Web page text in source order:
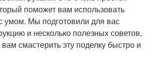
поможет вам использовать
умом. Мы подготовили для вас
и несколько полезных советов,
смастерить эту поделку быстро и